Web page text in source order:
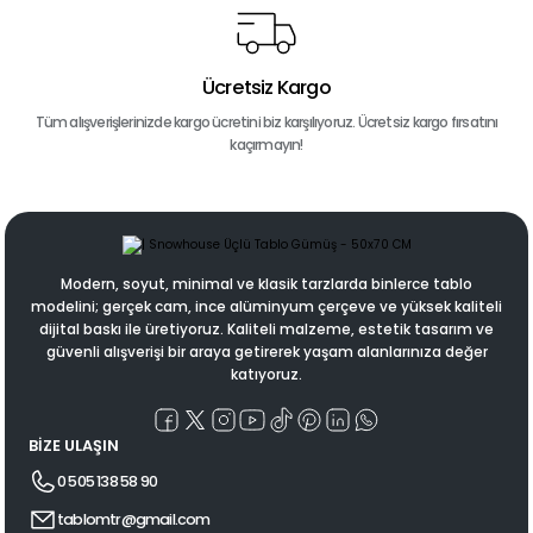
Ücretsiz Kargo
Tüm alışverişlerinizde kargo ücretini biz karşılıyoruz. Ücretsiz kargo fırsatını
kaçırmayın!
Modern, soyut, minimal ve klasik tarzlarda binlerce tablo
modelini; gerçek cam, ince alüminyum çerçeve ve yüksek kaliteli
dijital baskı ile üretiyoruz. Kaliteli malzeme, estetik tasarım ve
güvenli alışverişi bir araya getirerek yaşam alanlarınıza değer
katıyoruz.
BİZE ULAŞIN
0 505 138 58 90
tablomtr@gmail.com